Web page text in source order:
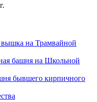
вышка на Трамвайной
башня на Школьной
бывшего кирпичного